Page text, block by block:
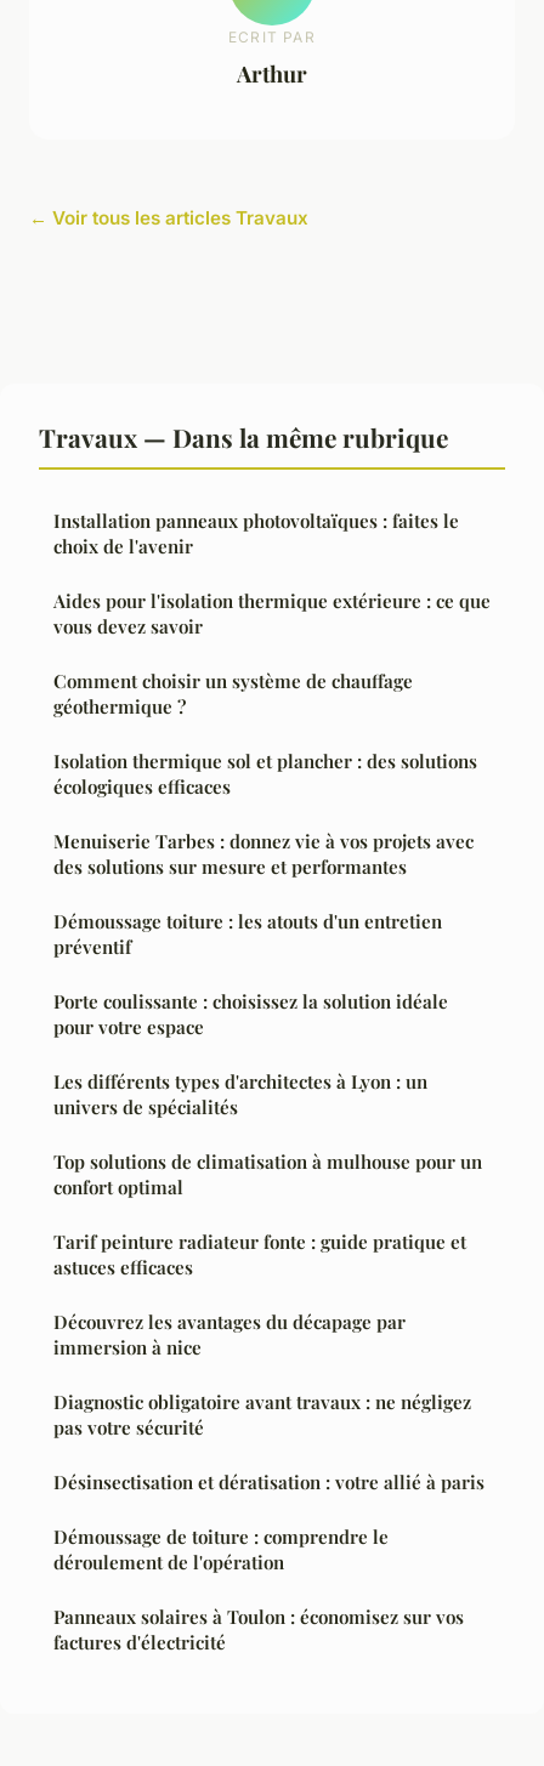
ECRIT PAR
Arthur
← Voir tous les articles Travaux
Travaux — Dans la même rubrique
Installation panneaux photovoltaïques : faites le
choix de l'avenir
Aides pour l'isolation thermique extérieure : ce que
vous devez savoir
Comment choisir un système de chauffage
géothermique ?
Isolation thermique sol et plancher : des solutions
écologiques efficaces
Menuiserie Tarbes : donnez vie à vos projets avec
des solutions sur mesure et performantes
Démoussage toiture : les atouts d'un entretien
préventif
Porte coulissante : choisissez la solution idéale
pour votre espace
Les différents types d'architectes à Lyon : un
univers de spécialités
Top solutions de climatisation à mulhouse pour un
confort optimal
Tarif peinture radiateur fonte : guide pratique et
astuces efficaces
Découvrez les avantages du décapage par
immersion à nice
Diagnostic obligatoire avant travaux : ne négligez
pas votre sécurité
Désinsectisation et dératisation : votre allié à paris
Démoussage de toiture : comprendre le
déroulement de l'opération
Panneaux solaires à Toulon : économisez sur vos
factures d'électricité